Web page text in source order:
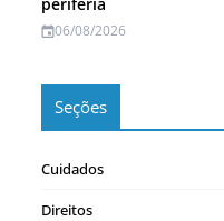
06/08/2026
Seções
Cuidados
Direitos